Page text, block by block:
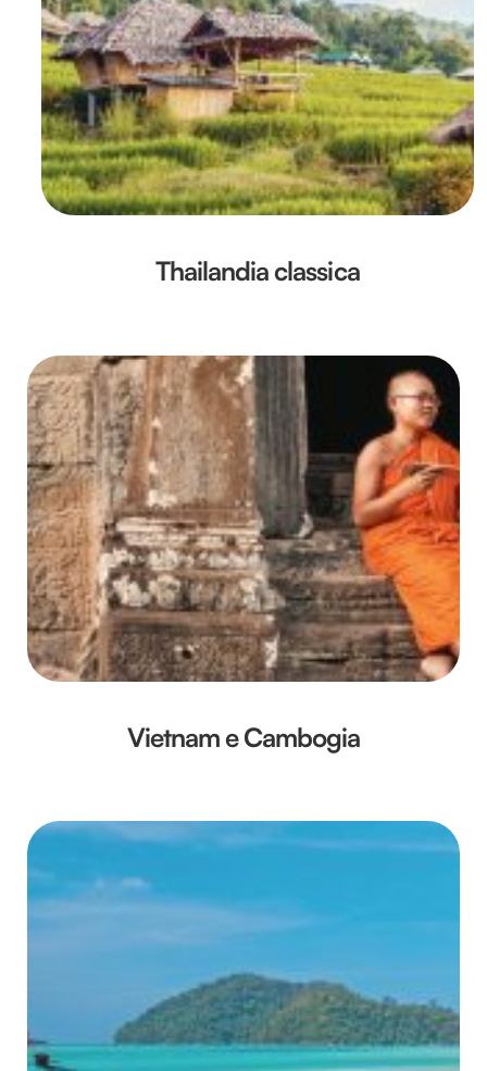
Thailandia classica
Vietnam e Cambogia